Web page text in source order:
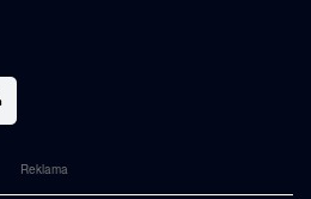
Reklama